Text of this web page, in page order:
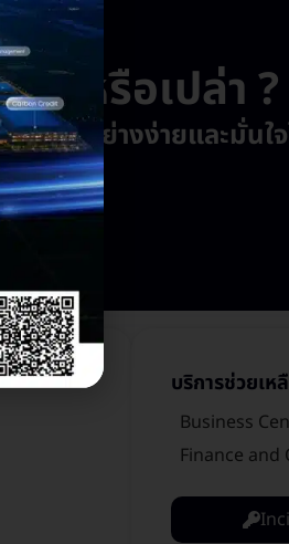
ยู่หรือเปล่า ?
ห้ทุกอย่างง่ายและมั่นใ
บริการช่วยเห
Business
Finance and